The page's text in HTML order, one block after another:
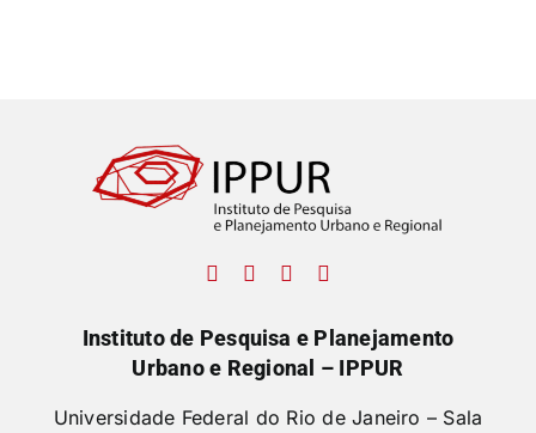
Instituto de Pesquisa e Planejamento
Urbano e Regional – IPPUR
Universidade Federal do Rio de Janeiro – Sala